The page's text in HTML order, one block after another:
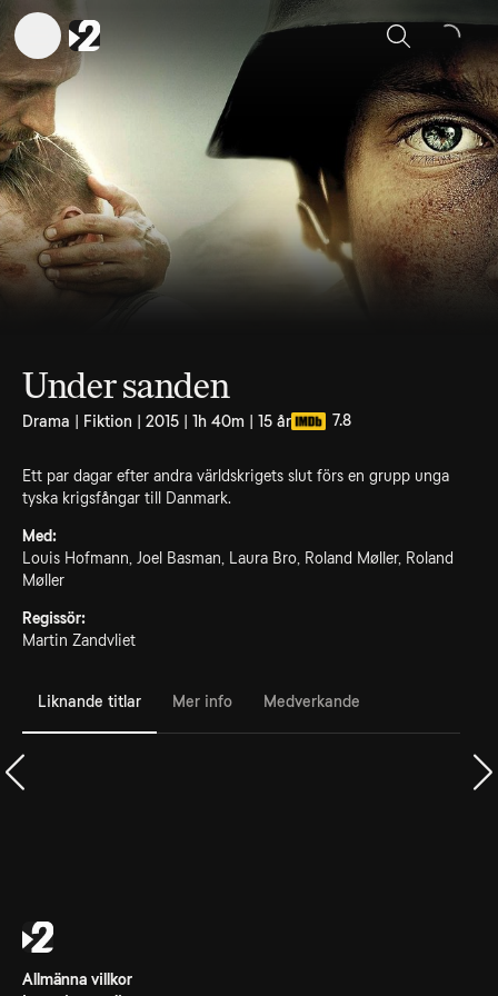
Sök
Under sanden
Drama | Fiktion | 2015 | 1h 40m | 15 år 7.8
Ett par dagar efter andra världskrigets slut förs en grupp unga
tyska krigsfångar till Danmark.
Med:
Louis Hofmann, Joel Basman, Laura Bro, Roland Møller, Roland
Møller
Regissör:
Martin Zandvliet
Liknande titlar Mer info Medverkande
Allmänna villkor